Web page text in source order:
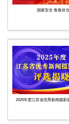
国家安全 青春担当
2025年度江苏省优秀新闻摄影